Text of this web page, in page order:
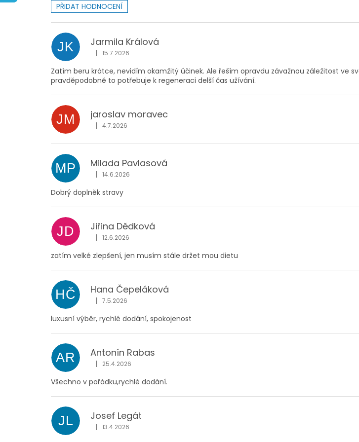
PŘIDAT HODNOCENÍ
p
i
s
h
o
d
o
c
n
í
JK Jarmila Králová
Hodnocení obchodu je 5 z 5 hvězdiček.
| 15.7.2026
Zatím beru krátce, nevidím okamžitý účinek. Ale řeším opravdu závažnou záležitost ve
pravděpodobně to potřebuje k regeneraci delší čas užívání.
JM jaroslav moravec
Hodnocení obchodu je 5 z 5 hvězdiček.
| 4.7.2026
MP Milada Pavlasová
Hodnocení obchodu je 5 z 5 hvězdiček.
| 14.6.2026
Dobrý doplněk stravy
JD Jiřina Dědková
Hodnocení obchodu je 4 z 5 hvězdiček.
| 12.6.2026
zatím velké zlepšení, jen musím stále držet mou dietu
HČ Hana Čepeláková
Hodnocení obchodu je 5 z 5 hvězdiček.
| 7.5.2026
luxusní výběr, rychlé dodání, spokojenost
AR Antonín Rabas
Hodnocení obchodu je 5 z 5 hvězdiček.
| 25.4.2026
Všechno v pořádku,rychlé dodání.
JL Josef Legát
Hodnocení obchodu je 5 z 5 hvězdiček.
| 13.4.2026